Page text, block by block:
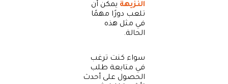
النزيهة يمكن أن
تلعب دورًا مهمًا
في مثل هذه
الحالة.
سواء كنت ترغب
في متابعة طلب
الحصول على أحدث